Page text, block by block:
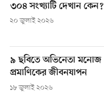
৩০৪ সংখ্যাটি দেখান কেন?
২০ জুলাই ২০২৬
৯ ছবিতে অভিনেতা মনোজ
প্রমাণিকের জীবনযাপন
১৮ জুলাই ২০২৬